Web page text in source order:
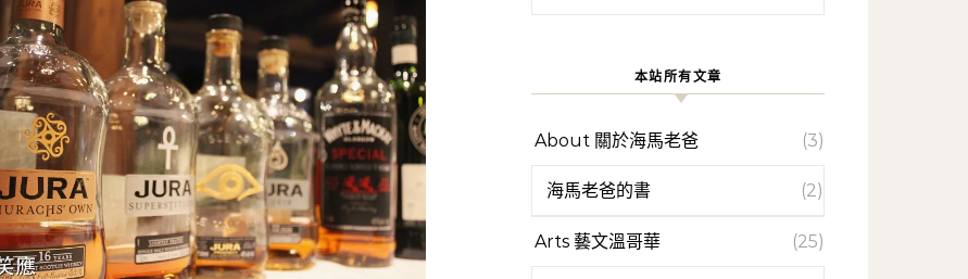
本站所有文章
About 關於海馬老爸 (3)
海馬老爸的書 (2)
Arts 藝文溫哥華 (25)